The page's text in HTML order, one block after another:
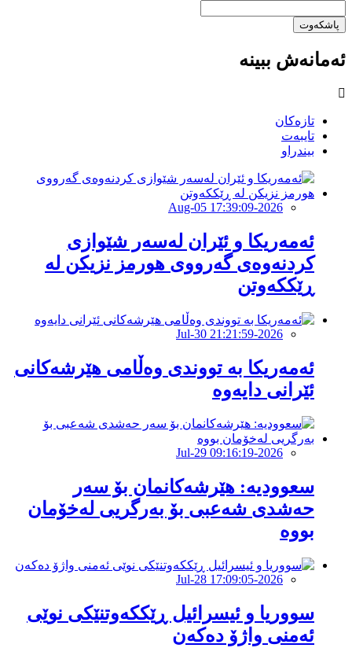
پاشکەوت
ئەمانەش ببینە
تازەکان
تایبەت
بیندراو
2026-Aug-05 17:39:09
ئەمەریكا و ئێران لەسەر شێوازی
كردنەوەی گەرووی هورمز نزیكن لە
ڕێككەوتن
2026-Jul-30 21:21:59
ئەمەریکا بە تووندی وەڵامی هێرشەکانی
ئێرانی دایەوە
2026-Jul-29 09:16:19
‏سعوودیە: هێرشەكانمان بۆ سەر
حەشدی شەعبی بۆ بەرگریی لەخۆمان
بووە
2026-Jul-28 17:09:05
سووریا و ئیسرائیل ڕێککەوتنێکی نوێی
ئەمنی واژۆ دەکەن